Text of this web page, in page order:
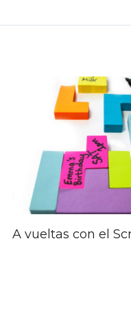
entradas
A vueltas con el